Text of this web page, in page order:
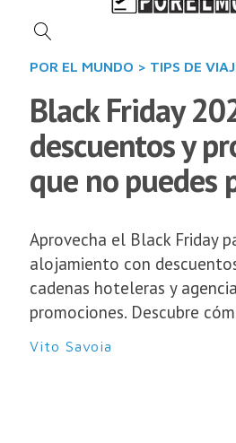
POR EL MUNDO > TIPS DE
Black Friday
descuentos y
que no puedes
Aprovecha el Black Friday
alojamiento con
cadenas hoteleras y
promociones. Descubre
Vito Savoia